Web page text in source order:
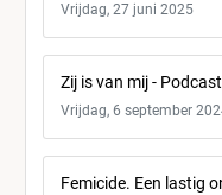
Vrijdag, 27 juni 2025
Zij is van mij - Podcast
Vrijdag, 6 september
Femicide. Een lastig